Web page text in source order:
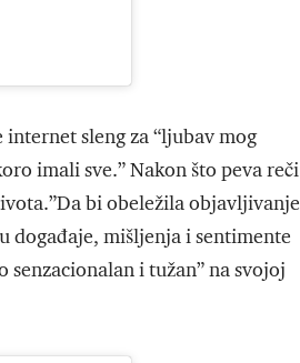
sleng za “ljubav mog
imali sve.” Nakon što peva reči
bi obeležila objavljivanje
događaje, mišljenja i sentimente
i tužan” na svojoj